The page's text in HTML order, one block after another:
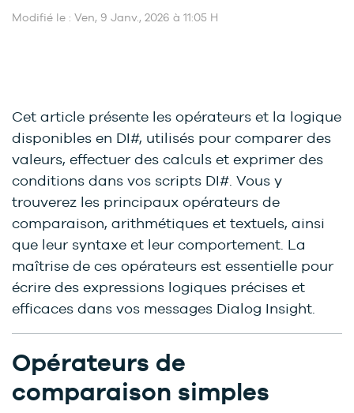
Modifié le : Ven, 9 Janv., 2026 à 11:05 H
Cet article présente les opérateurs et la logique
disponibles en DI#, utilisés pour comparer des
valeurs, effectuer des calculs et exprimer des
conditions dans vos scripts DI#. Vous y
trouverez les principaux opérateurs de
comparaison, arithmétiques et textuels, ainsi
que leur syntaxe et leur comportement. La
maîtrise de ces opérateurs est essentielle pour
écrire des expressions logiques précises et
efficaces dans vos messages Dialog Insight.
Opérateurs de
comparaison simples